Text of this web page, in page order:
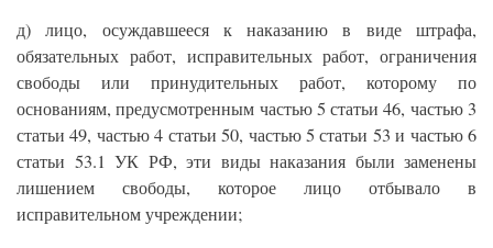
д) лицо, осуждавшееся к наказанию в виде штрафа,
обязательных работ, исправительных работ, ограничения
свободы или принудительных работ, которому по
основаниям, предусмотренным частью 5 статьи 46, частью 3
статьи 49, частью 4 статьи 50, частью 5 статьи 53 и частью 6
статьи 53.1 УК РФ, эти виды наказания были заменены
лишением свободы, которое лицо отбывало в
исправительном учреждении;